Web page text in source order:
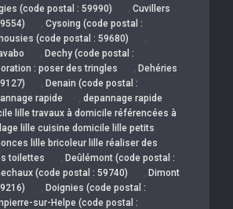
(code postal : 59990) , Cuvillers
, Cysoing (code postal :
(code postal : 59680) ,
, Dechy (code postal :
: poser des tringles , Dehéries
, Denain (code postal :
rapide , depannage rapide
lille travaux à domicile référencées à
lille cuisine domicile lille petits
lille bricoleur lille réaliser des
toilettes , Deûlémont (code postal :
(code postal : 59740) , Dimont
, Doignies (code postal :
sur-Helpe (code postal :